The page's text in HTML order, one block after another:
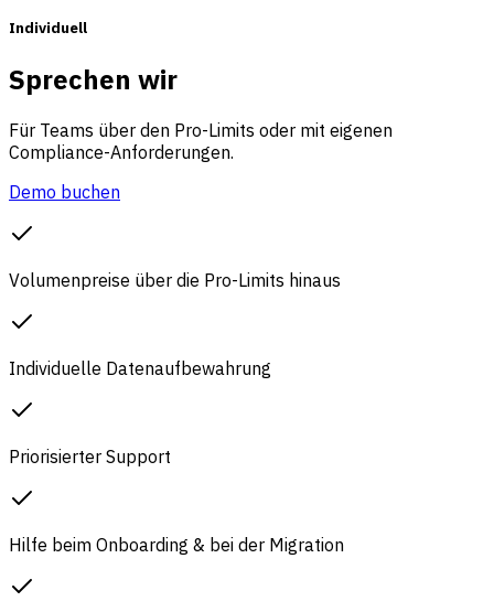
Individuell
Sprechen wir
Für Teams über den Pro-Limits oder mit eigenen
Compliance-Anforderungen.
Demo buchen
Volumenpreise über die Pro-Limits hinaus
Individuelle Datenaufbewahrung
Priorisierter Support
Hilfe beim Onboarding & bei der Migration